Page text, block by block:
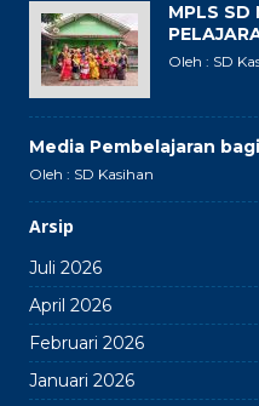
MPLS SD
Oleh : SD
Media Pembelajaran
Oleh : SD Kasihan
Arsip
Juli 2026
April 2026
Februari 2026
Januari 2026